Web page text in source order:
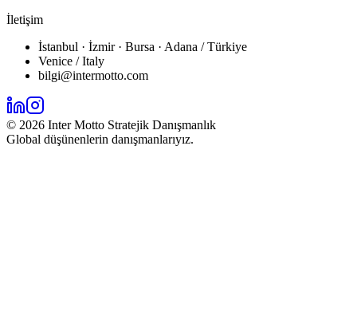
İletişim
İstanbul · İzmir · Bursa · Adana / Türkiye
Venice / Italy
bilgi@intermotto.com
© 2026 Inter Motto Stratejik Danışmanlık
Global düşünenlerin danışmanlarıyız.